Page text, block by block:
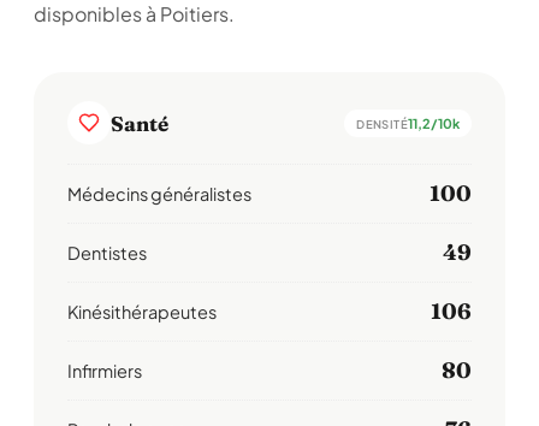
disponibles à Poitiers.
Santé DENSITÉ11,2/10k
Médecins généralistes 100
Dentistes 49
Kinésithérapeutes 106
Infirmiers 80